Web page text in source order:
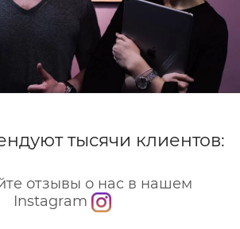
тысячи клиентов:
отзывы о нас в нашем
Instagram